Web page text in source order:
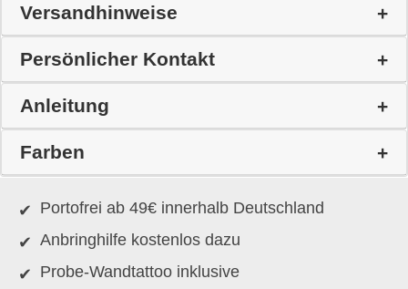
Versandhinweise
Persönlicher Kontakt
Anleitung
Farben
Portofrei ab 49€ innerhalb Deutschland
Anbringhilfe kostenlos dazu
Probe-Wandtattoo inklusive